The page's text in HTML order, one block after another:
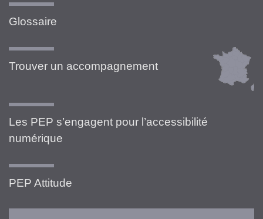
Glossaire
Trouver un accompagnement
Les PEP s’engagent pour l’accessibilité
numérique
PEP Attitude